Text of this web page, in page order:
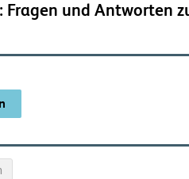
Fragen und Antworten